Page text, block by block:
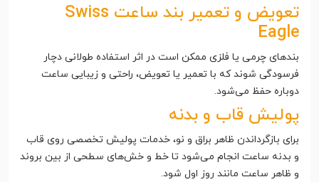
تعویض و تعمیر بند ساعت Swiss
Eagle
بندهای چرمی یا فلزی ممکن است در اثر استفاده طولانی دچار
فرسودگی شوند که با تعمیر یا تعویض، راحتی و زیبایی ساعت
دوباره حفظ می‌شود.
پولیش قاب و بدنه
برای بازگرداندن ظاهر براق و نو، خدمات پولیش تخصصی روی قاب
و بدنه ساعت انجام می‌شود تا خط و خش‌های سطحی از بین بروند
و ظاهر ساعت مانند روز اول شود.